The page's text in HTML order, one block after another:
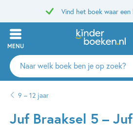
Vind het boek waar
MENU
Zoeken
naar
auteurs
uitgevers
9 – 12 jaar
Juf Braaksel 5 –